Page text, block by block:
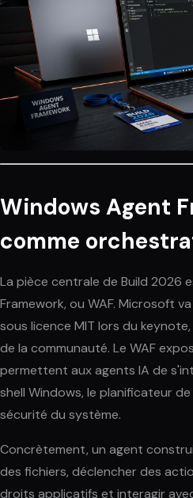
Windows Agent
comme
La pièce centrale de Build 2026
Framework, ou WAF. Microsoft
sous licence MIT lors du
de la communauté. Le WAF
permettent aux agents IA de
shell Windows, le planificateur
sécurité du système.
Concrètement, un agent
des fichiers, déclencher des
droits applicatifs et interagir